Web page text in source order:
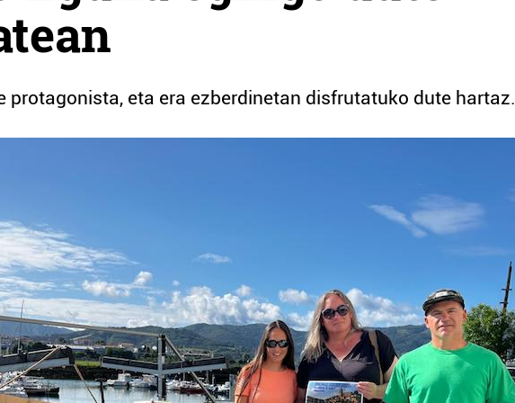
protagonista, eta era ezberdinetan disfrutatuko dute hartaz.